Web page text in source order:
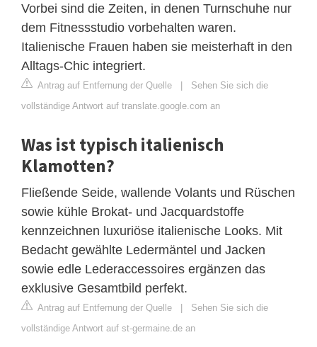
Vorbei sind die Zeiten, in denen Turnschuhe nur
dem Fitnessstudio vorbehalten waren.
Italienische Frauen haben sie meisterhaft in den
Alltags-Chic integriert.
Antrag auf Entfernung der Quelle | Sehen Sie sich die
vollständige Antwort auf translate.google.com an
Was ist typisch italienisch
Klamotten?
Fließende Seide, wallende Volants und Rüschen
sowie kühle Brokat- und Jacquardstoffe
kennzeichnen luxuriöse italienische Looks. Mit
Bedacht gewählte Ledermäntel und Jacken
sowie edle Lederaccessoires ergänzen das
exklusive Gesamtbild perfekt.
Antrag auf Entfernung der Quelle | Sehen Sie sich die
vollständige Antwort auf st-germaine.de an